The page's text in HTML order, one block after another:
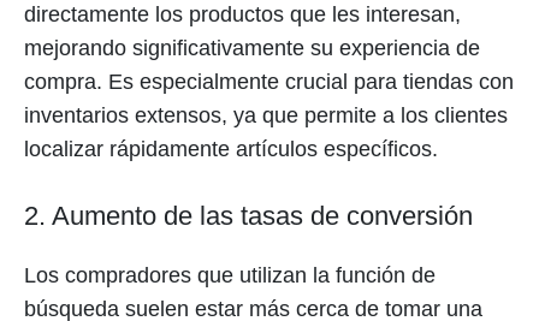
directamente los productos que les interesan,
mejorando significativamente su experiencia de
compra. Es especialmente crucial para tiendas con
inventarios extensos, ya que permite a los clientes
localizar rápidamente artículos específicos.
2. Aumento de las tasas de conversión
Los compradores que utilizan la función de
búsqueda suelen estar más cerca de tomar una